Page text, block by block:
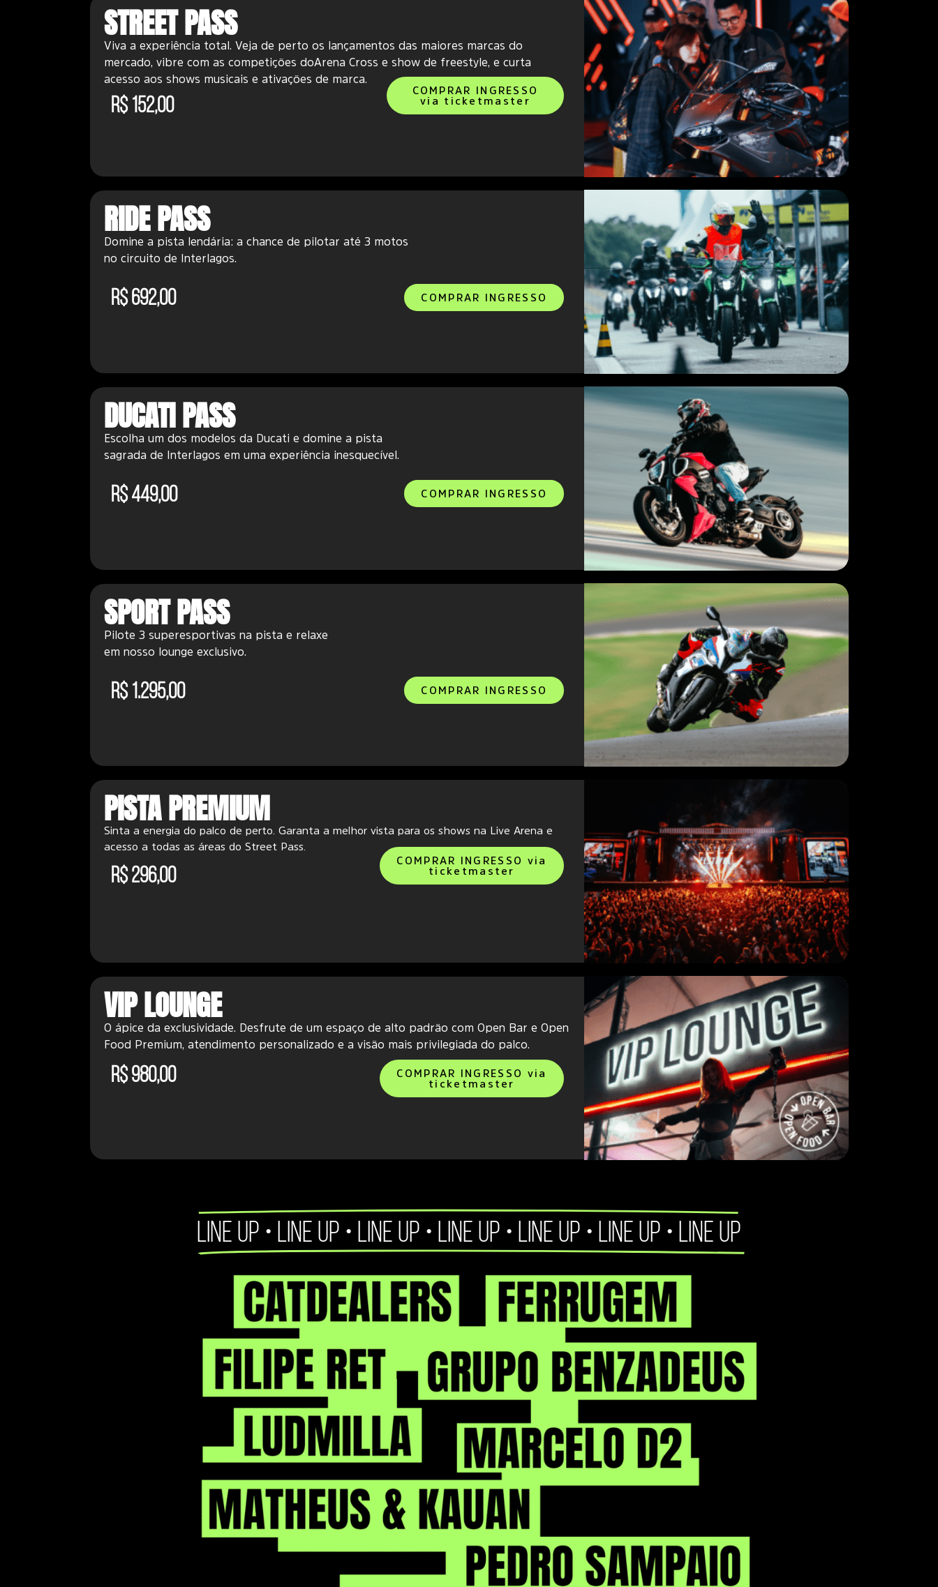
SEU DESCONTO SERÁ ATIVADO AO FINAL DA COMPRA
STREET PASS
Viva a experiência total. Veja de perto os lançamentos das maiores marcas do
mercado, vibre com as competições do Arena Cross e show de freestyle, e curta
acesso aos shows musicais e ativações de marca.
R$ 152,00
COMPRAR INGRESSO
via ticketmaster
RIDE PASS
Domine a pista lendária: a chance de pilotar até 3 motos
no circuito de Interlagos.
R$ 692,00 COMPRAR INGRESSO
DUCATI PASS
Escolha um dos modelos da Ducati e domine a pista
sagrada de Interlagos em uma experiência inesquecível.
R$ 449,00 COMPRAR INGRESSO
SPORT PASS
Pilote 3 superesportivas na pista e relaxe
em nosso lounge exclusivo.
R$ 1.295,00 COMPRAR INGRESSO
PISTA PREMIUM
Sinta a energia do palco de perto. Garanta a melhor vista para os shows na Live Arena e
acesso a todas as áreas do Street Pass.
R$ 296,00
COMPRAR INGRESSO via
ticketmaster
VIP LOUNGE
O ápice da exclusividade. Desfrute de um espaço de alto padrão com Open Bar e Open
Food Premium, atendimento personalizado e a visão mais privilegiada do palco.
R$ 980,00 COMPRAR INGRESSO via
ticketmaster
LINE UP • LINE UP • LINE UP • LINE UP • LINE UP • LINE UP • LINE UP